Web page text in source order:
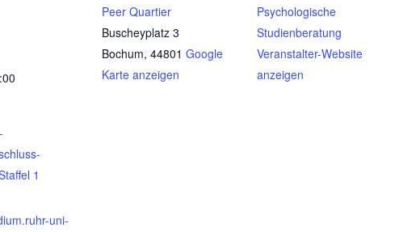
1
uni-
Peer Quartier
Buscheyplatz 3
Bochum, 44801 Google
Karte anzeigen
Psychologische
Studienberatung
Veranstalter-Website
anzeigen